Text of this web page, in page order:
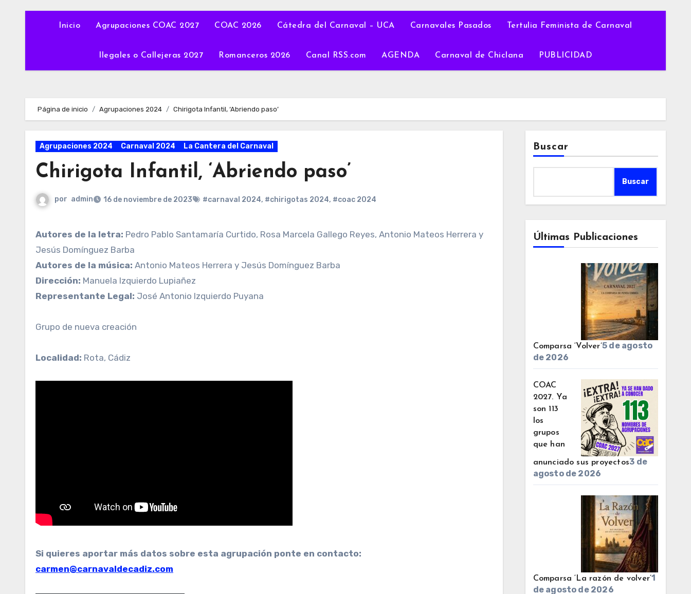
Inicio Agrupaciones COAC 2027 COAC 2026 Cátedra del Carnaval – UCA Carnavales Pasados Tertulia Feminista de Carnaval
Ilegales o Callejeras 2027 Romanceros 2026 Canal RSS.com AGENDA Carnaval de Chiclana PUBLICIDAD
Página de inicio Agrupaciones 2024 Chirigota Infantil, ‘Abriendo paso’
Agrupaciones 2024 Carnaval 2024 La Cantera del Carnaval
Chirigota Infantil, ‘Abriendo paso’
por admin 16 de noviembre de 2023 #carnaval 2024, #chirigotas 2024, #coac 2024
Autores de la letra: Pedro Pablo Santamaría Curtido, Rosa Marcela Gallego Reyes, Antonio Mateos Herrera y
Jesús Domínguez Barba
Autores de la música: Antonio Mateos Herrera y Jesús Domínguez Barba
Dirección: Manuela Izquierdo Lupiañez
Representante Legal: José Antonio Izquierdo Puyana
Grupo de nueva creación
Localidad: Rota, Cádiz
Si quieres aportar más datos sobre esta agrupación ponte en contacto:
carmen@carnavaldecadiz.com
Buscar
Buscar
Últimas Publicaciones
Comparsa ‘Volver’5 de agosto
de 2026
COAC
2027. Ya
son 113
los
grupos
que han
anunciado sus proyectos3 de
agosto de 2026
Comparsa ‘La razón de volver’1
de agosto de 2026